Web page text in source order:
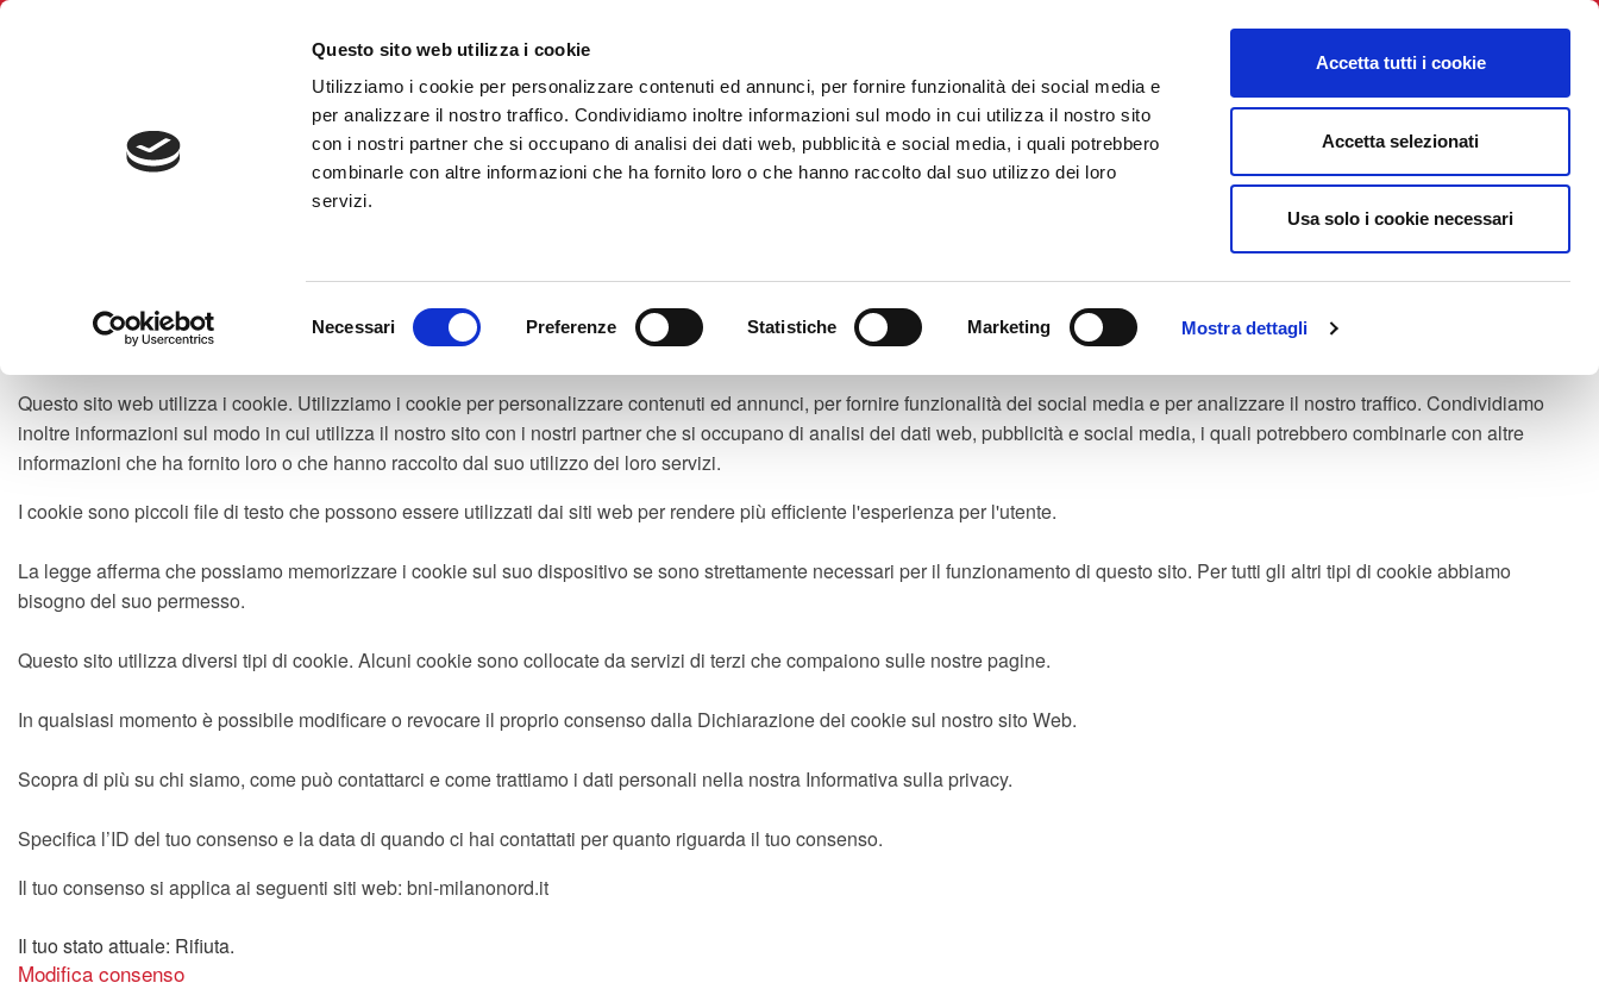
Questo sito web utilizza i cookie
Utilizziamo i cookie per personalizzare contenuti ed annunci, per fornire funzionalità dei social media e
per analizzare il nostro traffico. Condividiamo inoltre informazioni sul modo in cui utilizza il nostro sito
con i nostri partner che si occupano di analisi dei dati web, pubblicità e social media, i quali potrebbero
combinarle con altre informazioni che ha fornito loro o che hanno raccolto dal suo utilizzo dei loro
servizi.
Necessari Preferenze Statistiche Marketing Mostra dettagli
Accetta tutti i cookie
Accetta selezionati
Usa solo i cookie necessari
BNI International Account Login
BNI Milano Nord ABOUT US FIND A CHAPTER HOW TO JOIN TESTIMONIAL CONTACT US LINK UTILI
COOKIE DECLARATION
Questo sito web utilizza i cookie. Utilizziamo i cookie per personalizzare contenuti ed annunci, per fornire funzionalità dei social media e per analizzare il nostro traffico. Condividiamo
inoltre informazioni sul modo in cui utilizza il nostro sito con i nostri partner che si occupano di analisi dei dati web, pubblicità e social media, i quali potrebbero combinarle con altre
informazioni che ha fornito loro o che hanno raccolto dal suo utilizzo dei loro servizi.
I cookie sono piccoli file di testo che possono essere utilizzati dai siti web per rendere più efficiente l'esperienza per l'utente.
La legge afferma che possiamo memorizzare i cookie sul suo dispositivo se sono strettamente necessari per il funzionamento di questo sito. Per tutti gli altri tipi di cookie abbiamo
bisogno del suo permesso.
Questo sito utilizza diversi tipi di cookie. Alcuni cookie sono collocate da servizi di terzi che compaiono sulle nostre pagine.
In qualsiasi momento è possibile modificare o revocare il proprio consenso dalla Dichiarazione dei cookie sul nostro sito Web.
Scopra di più su chi siamo, come può contattarci e come trattiamo i dati personali nella nostra Informativa sulla privacy.
Specifica l’ID del tuo consenso e la data di quando ci hai contattati per quanto riguarda il tuo consenso.
Il tuo consenso si applica ai seguenti siti web: bni-milanonord.it
Il tuo stato attuale: Rifiuta.
Modifica consenso